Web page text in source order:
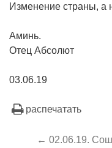
Изменение страны, а
Аминь.
Отец Абсолют
03.06.19
распечатать
← 02.06.19.